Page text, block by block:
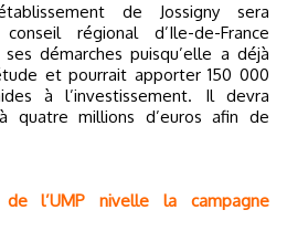
de Jossigny sera
régional d’Ile-de-France
démarches puisqu’elle a déjà
et pourrait apporter 150 000
à l’investissement. Il devra
quatre millions d’euros afin de
l’UMP nivelle la campagne